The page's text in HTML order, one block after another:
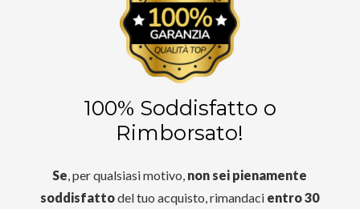
100% Soddisfatto o
Rimborsato!
Se , per qualsiasi motivo, non sei pienamente
soddisfattodel tuo acquisto, rimandaci entro 30